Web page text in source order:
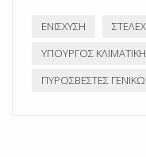
ΕΝΊΣΧΥΣΗ
ΥΠΟΥΡΓΌΣ
ΠΥΡΟΣΒΈΣΤΕΣ